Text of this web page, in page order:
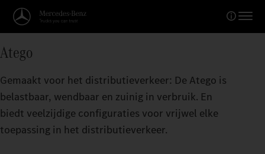
Atego
Gemaakt voor het distributieverkeer: De Atego is
belastbaar, wendbaar en zuinig in verbruik. En
biedt veelzijdige configuraties voor vrijwel elke
toepassing in het distributieverkeer.